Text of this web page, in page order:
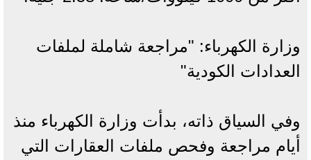
وزارة الكهرباء: "مراجعة شاملة لملفات
العدادات الكودية"
وفي السياق ذاته، بدأت وزارة الكهرباء منذ
أيام مراجعة وفحص ملفات العقارات التي